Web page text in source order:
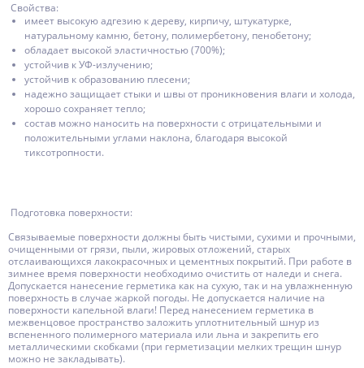
Свойства:
имеет высокую адгезию к дереву, кирпичу, штукатурке,
натуральному камню, бетону, полимербетону, пенобетону;
обладает высокой эластичностью (700%);
устойчив к УФ-излучению;
устойчив к образованию плесени;
надежно защищает стыки и швы от проникновения влаги и холода,
хорошо сохраняет тепло;
состав можно наносить на поверхности с отрицательными и
положительными углами наклона, благодаря высокой
тиксотропности.
Подготовка поверхности:
Связываемые поверхности должны быть чистыми, сухими и прочными,
очищенными от грязи, пыли, жировых отложений, старых
отслаивающихся лакокрасочных и цементных покрытий. При работе в
зимнее время поверхности необходимо очистить от наледи и снега.
Допускается нанесение герметика как на сухую, так и на увлажненную
поверхность в случае жаркой погоды. Не допускается наличие на
поверхности капельной влаги! Перед нанесением герметика в
межвенцовое пространство заложить уплотнительный шнур из
вспененного полимерного материала или льна и закрепить его
металлическими скобками (при герметизации мелких трещин шнур
можно не закладывать).